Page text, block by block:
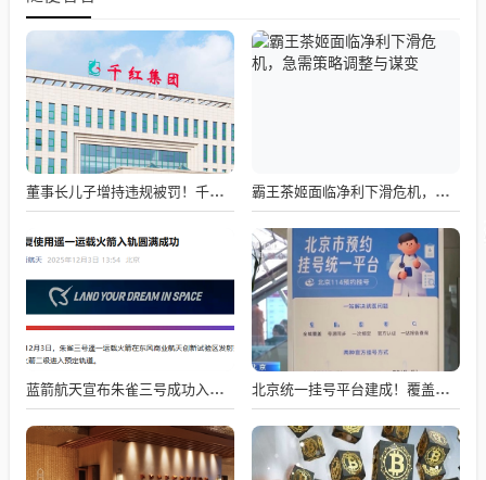
董事长儿子增持违规被罚！千红制药市值128亿，半年净赚2.58亿却踩雷信托5年 霸王茶姬面临净利下滑危机，急需策略调整与谋变
蓝箭航天宣布朱雀三号成功入轨，技术突破五大项，深入排查回收失败原因 北京统一挂号平台建成！覆盖近300家二三甲医院号源